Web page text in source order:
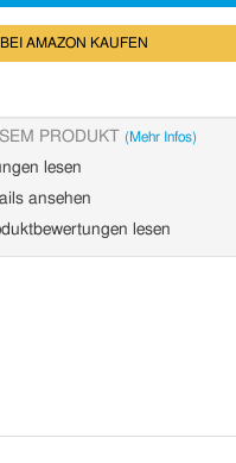
AMAZON KAUFEN
PRODUKT (Mehr Infos)
lesen
ansehen
lesen